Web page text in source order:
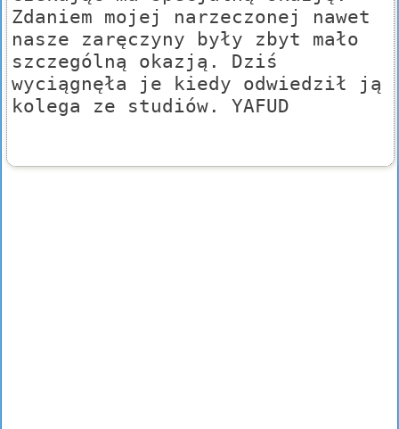
Zdaniem mojej narzeczonej nawet
nasze zaręczyny były zbyt mało
szczególną okazją. Dziś
wyciągnęła je kiedy odwiedził ją
kolega ze studiów. YAFUD